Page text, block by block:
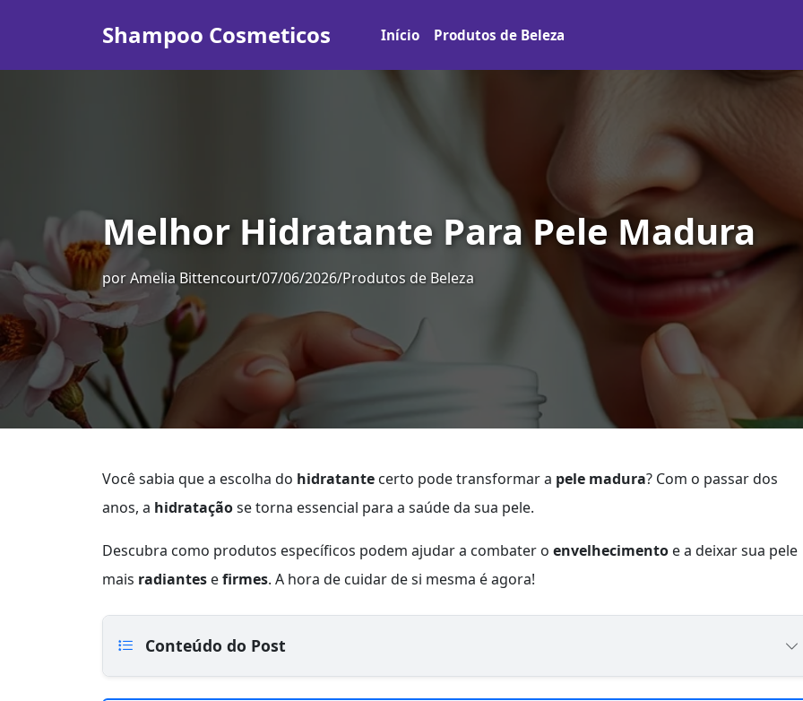
Shampoo Cosmeticos Início Produtos de Beleza
Melhor Hidratante Para Pele Madura
porAmelia Bittencourt/07/06/2026/Produtos de Beleza
Você sabia que a escolha do hidratante certo pode transformar a pele madura? Com o passar dos
anos, a hidrataçãose torna essencial para a saúde da sua pele.
Descubra como produtos específicos podem ajudar a combater o envelhecimento e a deixar sua pele
mais radiantes efirmes. A hora de cuidar de si mesma é agora!
Conteúdo do Post